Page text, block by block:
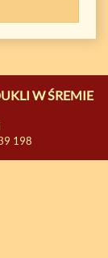
W ŚREMIE
198